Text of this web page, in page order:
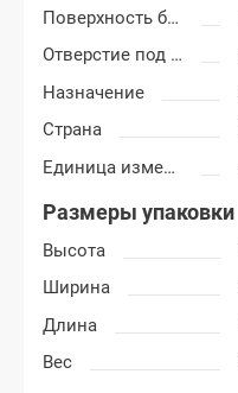
Поверхность бампера
Отверстие под ПТФ
Назначение
Страна
Единица измерения
Размеры упаковки
Высота
Ширина
Длина
Вес